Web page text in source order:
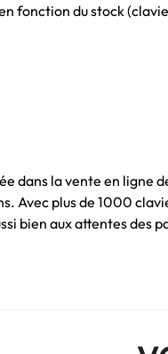
fonction du stock
dans la vente en
Avec plus de 1000
bien aux attentes des